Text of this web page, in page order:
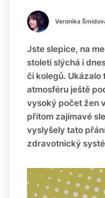
Veronika
Jste slepice, na
století slýchá i
či kolegů. Ukázalo
atmosféru ještě
vysoký počet žen
přitom zajímavé
vyslyšely tato
zdravotnický